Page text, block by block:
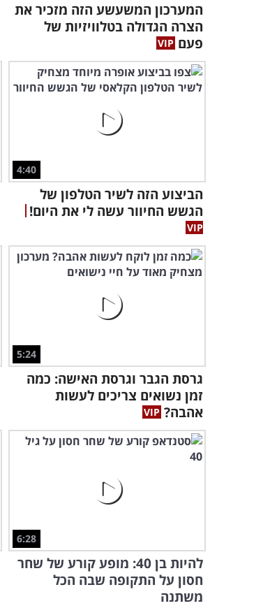
המערכון המשעשע הזה מזכיר את
הצרה הגדולה בטלוויזיות של
פעם
4:40
הביצוע הזה לשיר הטלפון של
הגשש החיוור עשה לי את היום!
5:24
גרסת הגבר וגרסת האישה: כמה
זמן נשואים צריכים לעשות
אהבה?
6:28
להיות בן 40: מופע קורע של שחר
חסון על התקופה שבה הכל
משתנה